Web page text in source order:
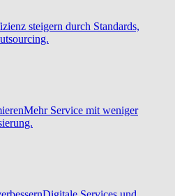
steigern durch Standards,
Mehr Service mit weniger